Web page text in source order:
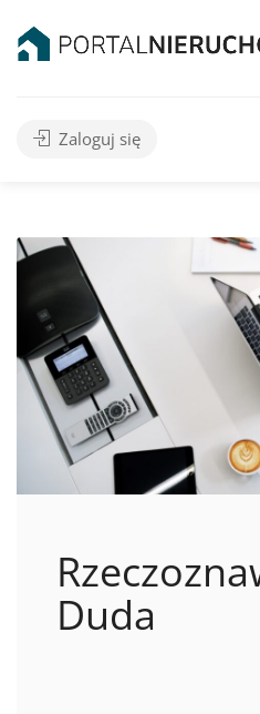
Zaloguj się
Duda